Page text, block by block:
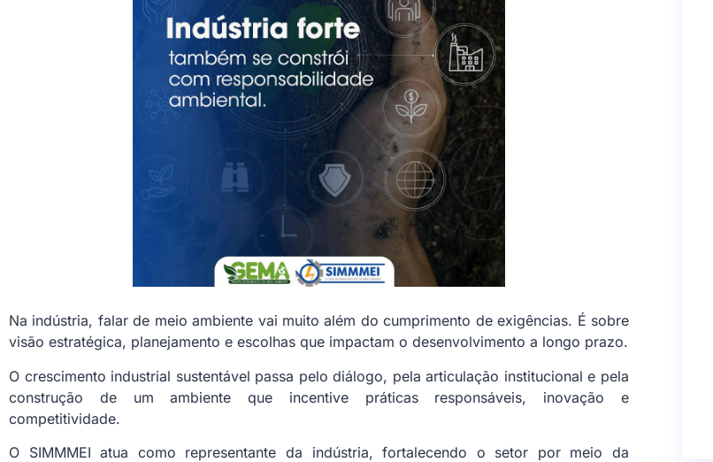
Na indústria, falar de meio ambiente vai muito além do cumprimento de exigências. É sobre
visão estratégica, planejamento e escolhas que impactam o desenvolvimento a longo prazo.
O crescimento industrial sustentável passa pelo diálogo, pela articulação institucional e pela
construção de um ambiente que incentive práticas responsáveis, inovação e
competitividade.
O SIMMMEI atua como representante da indústria, fortalecendo o setor por meio da